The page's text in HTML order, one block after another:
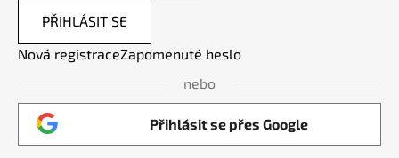
PŘIHLÁSIT SE
Nová registraceZapomenuté heslo
nebo
Přihlásit se přes Google